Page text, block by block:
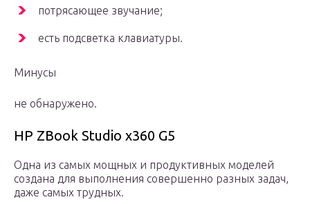
потрясающее звучание;
есть подсветка клавиатуры.
Минусы
не обнаружено.
HP ZBook Studio x360 G5
Одна из самых мощных и продуктивных моделей
создана для выполнения совершенно разных задач,
даже самых трудных.